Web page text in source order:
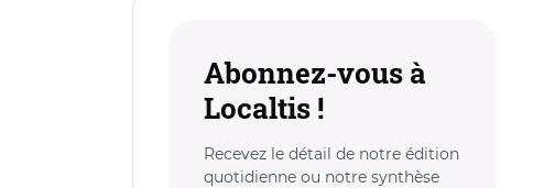
Abonnez-vous à
Localtis !
Recevez le détail de notre édition
quotidienne ou notre synthèse